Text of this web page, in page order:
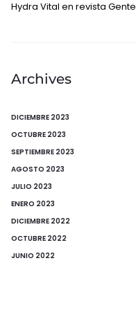
Hydra Vital en revista Gente
Archives
DICIEMBRE 2023
OCTUBRE 2023
SEPTIEMBRE 2023
AGOSTO 2023
JULIO 2023
ENERO 2023
DICIEMBRE 2022
OCTUBRE 2022
JUNIO 2022